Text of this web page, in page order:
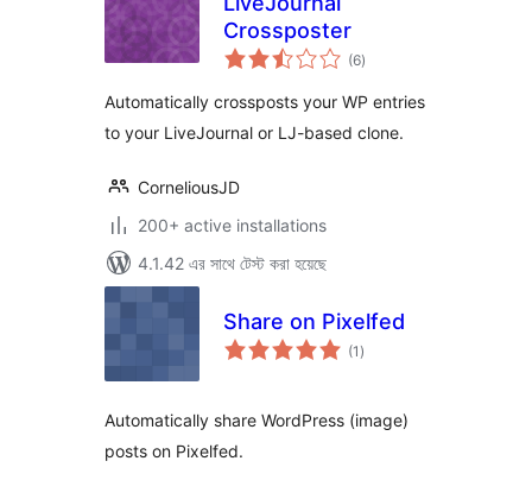
Crossposter
(6total
ratings
)
Automatically crossposts your WP entries
to your LiveJournal or LJ-based clone.
CorneliousJD
200+ active installations
4.1.42 এর সাথে টেস্ট করা হয়েছে
Share on Pixelfed
(1 total
ratings
)
Automatically share WordPress (image)
posts on Pixelfed.